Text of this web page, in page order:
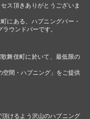
ス頂きありがとうございま
にある、ハプニングバー・
ウンドバーです。
舞伎町に於いて、最低限の
空間・ハプニング」をご提供
けるよう沢山のハプニング